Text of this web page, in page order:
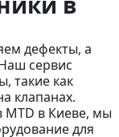
дефекты, а
сервис
такие как
клапанах.
MTD в Киеве, мы
для